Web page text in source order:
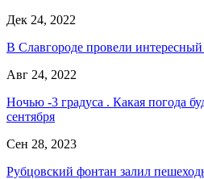
Дек 24, 2022
В Славгороде провели интересный
Авг 24, 2022
Ночью -3 градуса . Какая погода
сентября
Сен 28, 2023
Рубцовский фонтан залил